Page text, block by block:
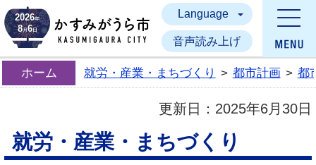
かすみがうら市
2026年
8月6日
Language
音声読み上げ
ホーム 就労・産業・まちづくり > 都市計画 > 都
更新日： 2025年6月30日
就労・産業・まちづくり